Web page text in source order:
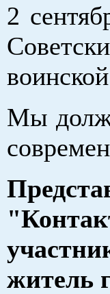
2
Мы
житель